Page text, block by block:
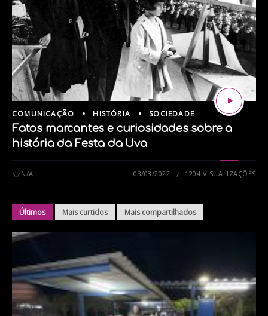
COMUNICAÇÃO HISTÓRIA SOCIEDADE
Fatos marcantes e curiosidades sobre a
história da Festa da Uva
N/A 03/03/2022 1204 VISUALIZAÇÕES
Últimos Mais curtidos Mais compartilhados